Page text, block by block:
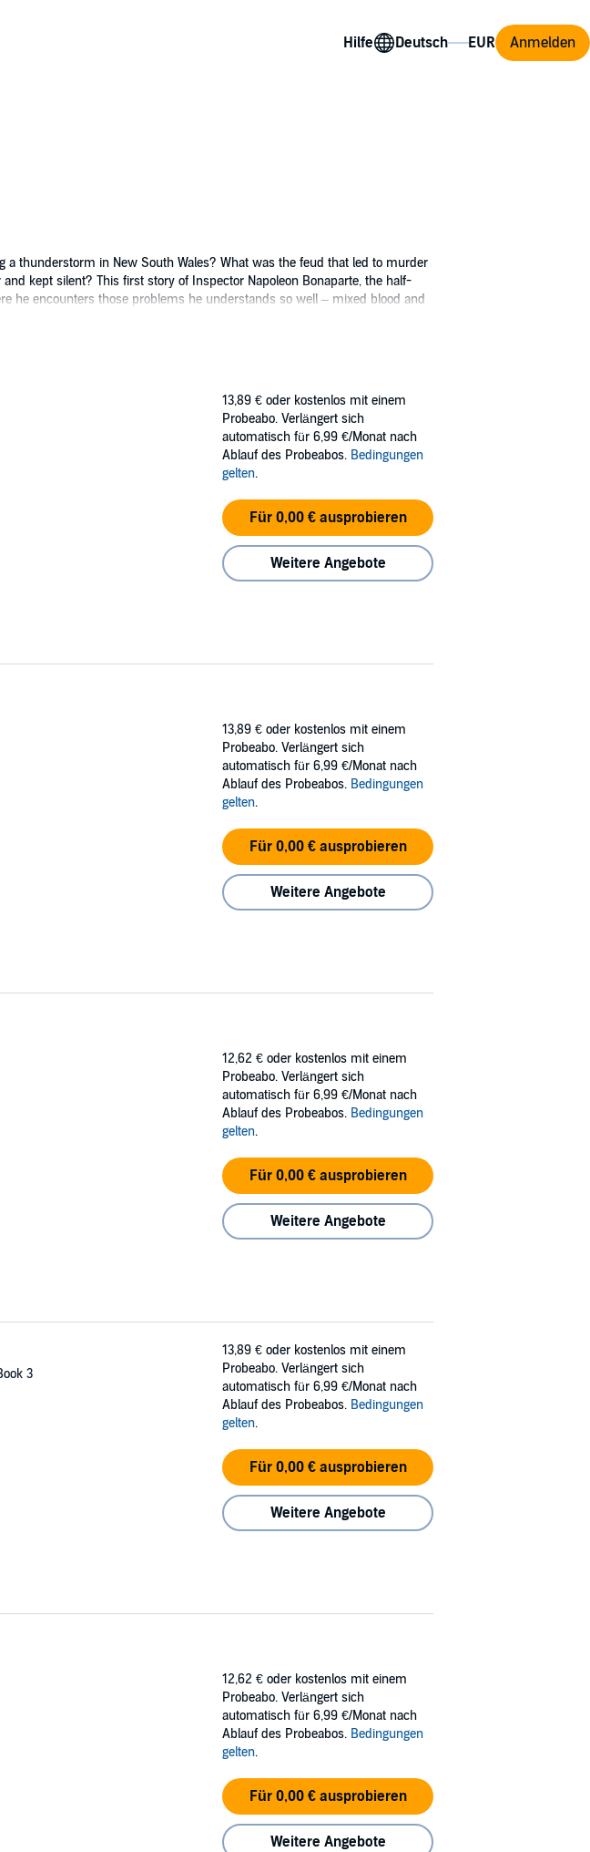
Hilfe Anmelden
thunderstorm in New South Wales? What was the feud that led to murder
kept silent? This first story of Inspector Napoleon Bonaparte, the half-
he encounters those problems he understands so well ‒ mixed blood and
authentic portrayal of many aspects of outback Australian life in the 1930s
13,89 € oder kostenlos mit einem
Probeabo. Verlängert sich
automatisch für 6,99 €/Monat nach
Ablauf des Probeabos. Bedingungen
gelten.
Für 0,00 € ausprobieren
Weitere Angebote
13,89 € oder kostenlos mit einem
Probeabo. Verlängert sich
automatisch für 6,99 €/Monat nach
Ablauf des Probeabos. Bedingungen
gelten.
Für 0,00 € ausprobieren
Weitere Angebote
12,62 € oder kostenlos mit einem
Probeabo. Verlängert sich
automatisch für 6,99 €/Monat nach
Ablauf des Probeabos. Bedingungen
gelten.
Für 0,00 € ausprobieren
Weitere Angebote
3
13,89 € oder kostenlos mit einem
Probeabo. Verlängert sich
automatisch für 6,99 €/Monat nach
Ablauf des Probeabos. Bedingungen
gelten.
Für 0,00 € ausprobieren
Weitere Angebote
12,62 € oder kostenlos mit einem
Probeabo. Verlängert sich
automatisch für 6,99 €/Monat nach
Ablauf des Probeabos. Bedingungen
gelten.
Für 0,00 € ausprobieren
Weitere Angebote